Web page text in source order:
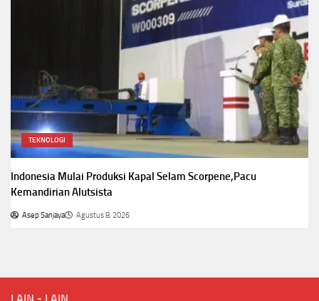
TEKNOLOGI
Indonesia Mulai Produksi Kapal Selam Scorpene,Pacu
Kemandirian Alutsista
Asep Sanjaya Agustus 8, 2026